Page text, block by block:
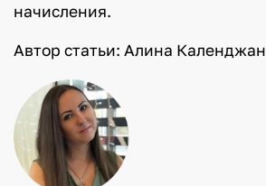
начисления.
Автор статьи: Алина Календжан